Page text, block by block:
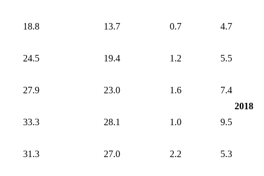
2018
4.7
0.7
13.7
18.8
5.5
1.2
19.4
24.5
7.4
1.6
23.0
27.9
9.5
1.0
28.1
33.3
5.3
2.2
27.0
31.3